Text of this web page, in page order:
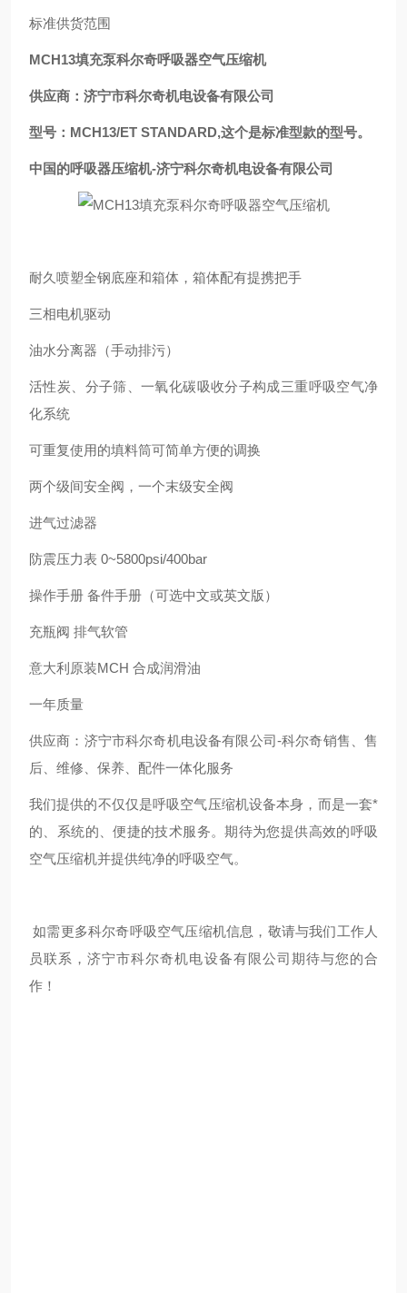
标准供货范围
MCH13填充泵科尔奇呼吸器空气压缩机
供应商：济宁市科尔奇机电设备有限公司
型号：MCH13/ET STANDARD,这个是标准型款的型号。
中国的呼吸器压缩机-济宁科尔奇机电设备有限公司
耐久喷塑全钢底座和箱体，箱体配有提携把手
三相电机驱动
油水分离器（手动排污）
活性炭、分子筛、一氧化碳吸收分子构成三重呼吸空气净
化系统
可重复使用的填料筒可简单方便的调换
两个级间安全阀，一个末级安全阀
进气过滤器
防震压力表 0~5800psi/400bar
操作手册 备件手册（可选中文或英文版）
充瓶阀 排气软管
意大利原装MCH 合成润滑油
一年质量
供应商：济宁市科尔奇机电设备有限公司-科尔奇销售、售
后、维修、保养、配件一体化服务
我们提供的不仅仅是呼吸空气压缩机设备本身，而是一套*
的、系统的、便捷的技术服务。期待为您提供高效的呼吸
空气压缩机并提供纯净的呼吸空气。
如需更多科尔奇呼吸空气压缩机信息，敬请与我们工作人
员联系，济宁市科尔奇机电设备有限公司期待与您的合
作！